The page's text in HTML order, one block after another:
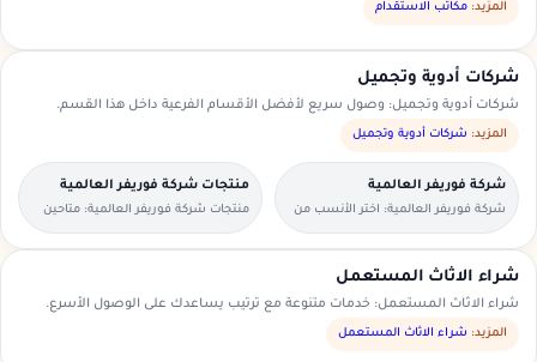
المزيد: مكاتب الاستقدام
شركات أدوية وتجميل
شركات أدوية وتجميل: وصول سريع لأفضل الأقسام الفرعية داخل هذا القسم.
المزيد: شركات أدوية وتجميل
شركة فوريفر العالمية
شركة فوريفر العالمية: اختر الأنسب من
العروض المتاحة في منطقتك.
منتجات شركة فوريفر العالمية
منتجات شركة فوريفر العالمية: متاحين
للطلبات العاجلة والحجوزات المسبقة.
شراء الاثاث المستعمل
شراء الاثاث المستعمل: خدمات متنوعة مع ترتيب يساعدك على الوصول الأسرع.
المزيد: شراء الاثاث المستعمل